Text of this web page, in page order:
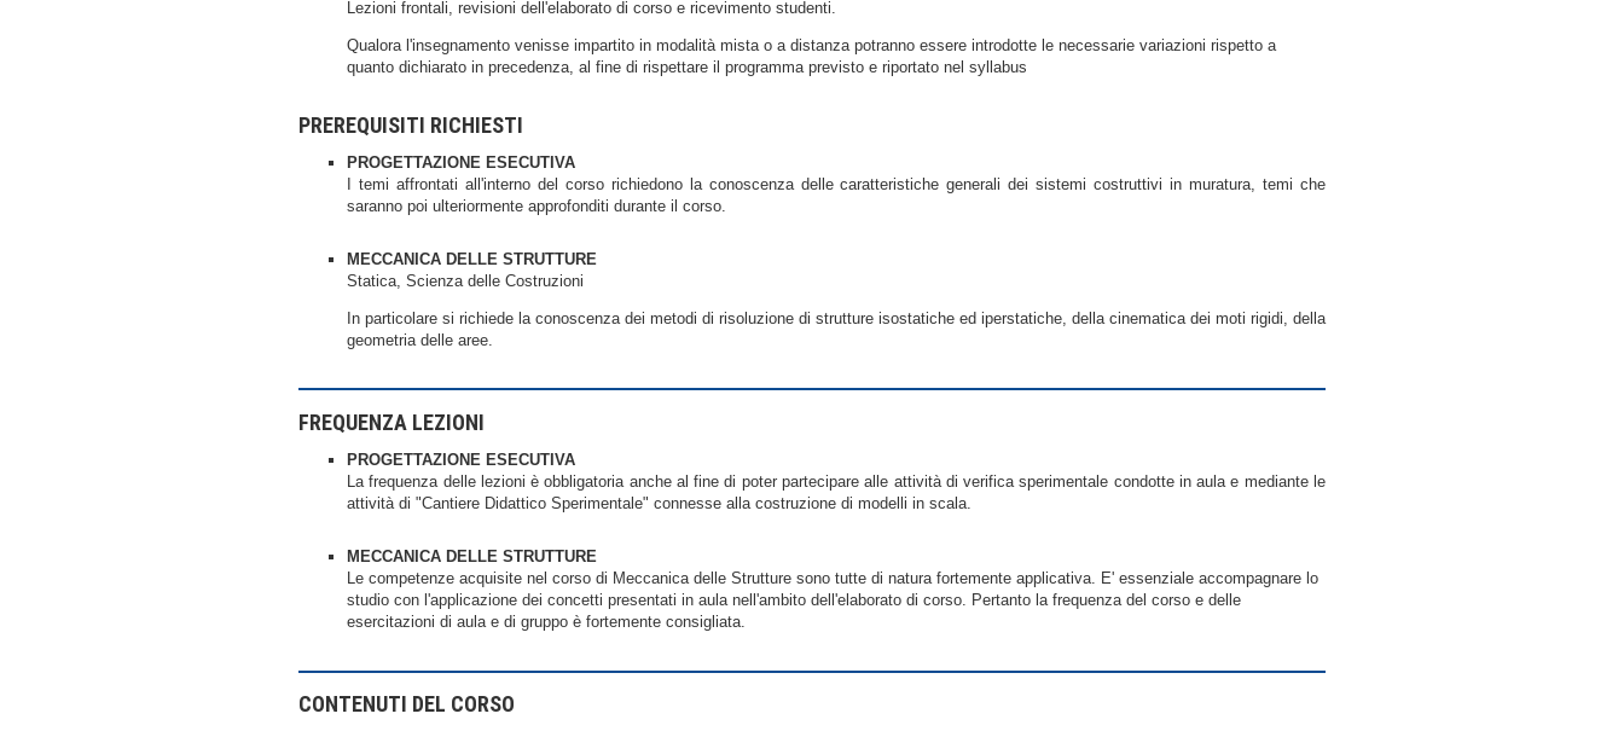
Lezioni frontali, revisioni dell'elaborato di corso e ricevimento studenti.
Qualora l'insegnamento venisse impartito in modalità mista o a distanza potranno essere introdotte le necessarie variazioni rispetto a
quanto dichiarato in precedenza, al fine di rispettare il programma previsto e riportato nel syllabus
PREREQUISITI RICHIESTI
PROGETTAZIONE ESECUTIVA
I temi affrontati all'interno del corso richiedono la conoscenza delle caratteristiche generali dei sistemi costruttivi in muratura, temi che
saranno poi ulteriormente approfonditi durante il corso.
MECCANICA DELLE STRUTTURE
Statica, Scienza delle Costruzioni
In particolare si richiede la conoscenza dei metodi di risoluzione di strutture isostatiche ed iperstatiche, della cinematica dei moti rigidi, della
geometria delle aree.
FREQUENZA LEZIONI
PROGETTAZIONE ESECUTIVA
La frequenza delle lezioni è obbligatoria anche al fine di poter partecipare alle attività di verifica sperimentale condotte in aula e mediante le
attività di "Cantiere Didattico Sperimentale" connesse alla costruzione di modelli in scala.
MECCANICA DELLE STRUTTURE
Le competenze acquisite nel corso di Meccanica delle Strutture sono tutte di natura fortemente applicativa. E' essenziale accompagnare lo
studio con l'applicazione dei concetti presentati in aula nell'ambito dell'elaborato di corso. Pertanto la frequenza del corso e delle
esercitazioni di aula e di gruppo è fortemente consigliata.
CONTENUTI DEL CORSO